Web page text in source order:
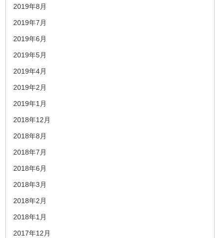
2019年8月
2019年7月
2019年6月
2019年5月
2019年4月
2019年2月
2019年1月
2018年12月
2018年8月
2018年7月
2018年6月
2018年3月
2018年2月
2018年1月
2017年12月